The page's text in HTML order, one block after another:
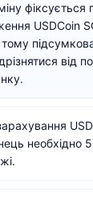
фіксується
USDCoin
від
необхідно